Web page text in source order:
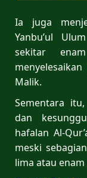
Ia juga
Yanbu’ul
sekitar
Malik.
Sementara
dan
hafalan Al-
meski
lima atau